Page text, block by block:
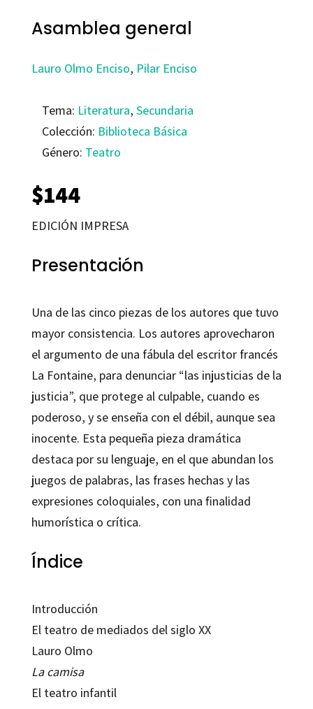
Asamblea general
Lauro Olmo Enciso, Pilar Enciso
Tema: Literatura, Secundaria
Colección: Biblioteca Básica
Género: Teatro
$144
EDICIÓN IMPRESA
Presentación
Una de las cinco piezas de los autores que tuvo
mayor consistencia. Los autores aprovecharon
el argumento de una fábula del escritor francés
La Fontaine, para denunciar “las injusticias de la
justicia”, que protege al culpable, cuando es
poderoso, y se enseña con el débil, aunque sea
inocente. Esta pequeña pieza dramática
destaca por su lenguaje, en el que abundan los
juegos de palabras, las frases hechas y las
expresiones coloquiales, con una finalidad
humorística o crítica.
Índice
Introducción
El teatro de mediados del siglo XX
Lauro Olmo
La camisa
El teatro infantil